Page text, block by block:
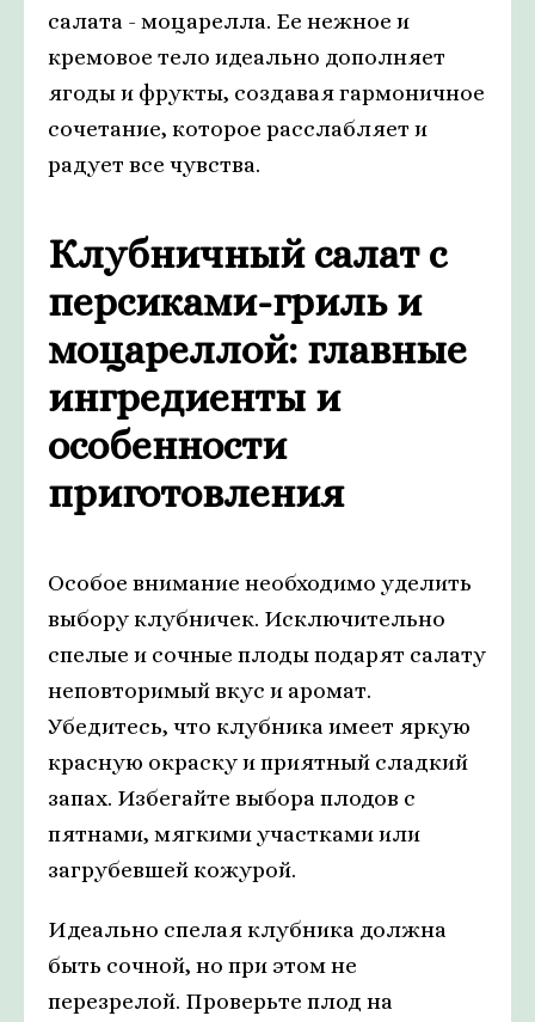
салата - моцарелла. Ее нежное и
кремовое тело идеально дополняет
ягоды и фрукты, создавая гармоничное
сочетание, которое расслабляет и
радует все чувства.
Клубничный салат с
персиками-гриль и
моцареллой: главные
ингредиенты и
особенности
приготовления
Особое внимание необходимо уделить
выбору клубничек. Исключительно
спелые и сочные плоды подарят салату
неповторимый вкус и аромат.
Убедитесь, что клубника имеет яркую
красную окраску и приятный сладкий
запах. Избегайте выбора плодов с
пятнами, мягкими участками или
загрубевшей кожурой.
Идеально спелая клубника должна
быть сочной, но при этом не
перезрелой. Проверьте плод на